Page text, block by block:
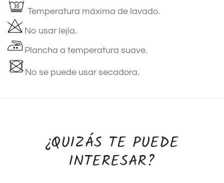
Temperatura máxima de lavado.
No usar lejía.
Plancha a temperatura suave.
No se puede usar secadora.
¿QUIZÁS TE PUEDE
INTERESAR?